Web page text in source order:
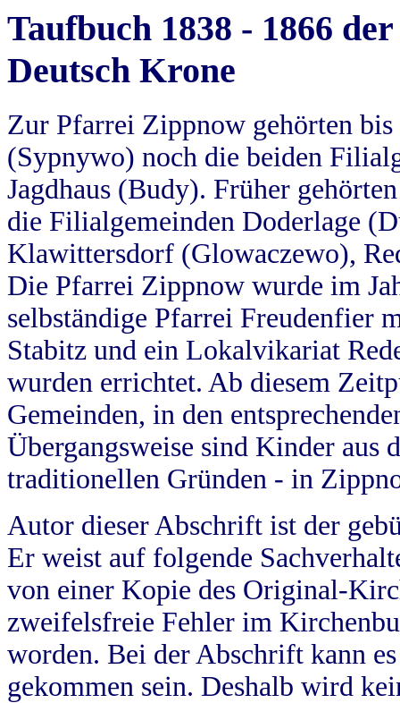
Taufbuch 1838 - 1866
Deutsch Krone
Zur Pfarrei Zippnow gehörten
(Sypnywo) noch die beiden
Jagdhaus (Budy). Früher
die Filialgemeinden Doderlage
Klawittersdorf (Glowaczewo),
Die Pfarrei Zippnow wurde im
selbständige Pfarrei Freudenfier
Stabitz und ein Lokalvikariat
wurden errichtet. Ab diesem
Gemeinden, in den
Übergangsweise sind Kinder aus
traditionellen Gründen - in
Autor dieser Abschrift ist der
Er weist auf folgende
von einer Kopie des Original-
zweifelsfreie Fehler im
worden. Bei der Abschrift kann
gekommen sein. Deshalb wird